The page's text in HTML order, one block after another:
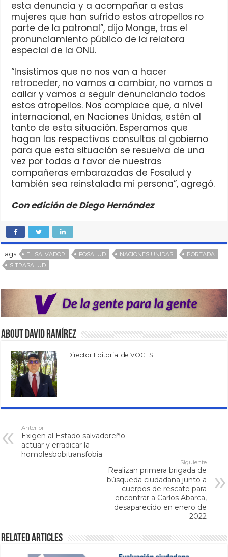
esta denuncia y a acompañar a estas
mujeres que han sufrido estos atropellos ro
parte de la patronal”, dijo Monge, tras el
pronunciamiento público de la relatora
especial de la ONU.
“Insistimos que no nos van a hacer
retroceder, no vamos a cambiar, no vamos a
callar y vamos a seguir denunciando todos
estos atropellos. Nos complace que, a nivel
internacional, en Naciones Unidas, estén al
tanto de esta situación. Esperamos que
hagan las respectivas consultas al gobierno
para que esta situación se resuelva de una
vez por todas a favor de nuestras
compañeras embarazadas de Fosalud y
también sea reinstalada mi persona”, agregó.
Con edición de Diego Hernández
Tags EL SALVADOR FOSALUD NACIONES UNIDAS
PORTADA
SITRASALUD
About David Ramírez
Director Editorial de VOCES
Anterior
Exigen al Estado salvadoreño
actuar y erradicar la
homolesbobitransfobia
Siguiente
Realizan primera brigada de
búsqueda ciudadana junto a
cuerpos de rescate para
encontrar a Carlos Abarca,
desaparecido en enero de
2022
Related Articles